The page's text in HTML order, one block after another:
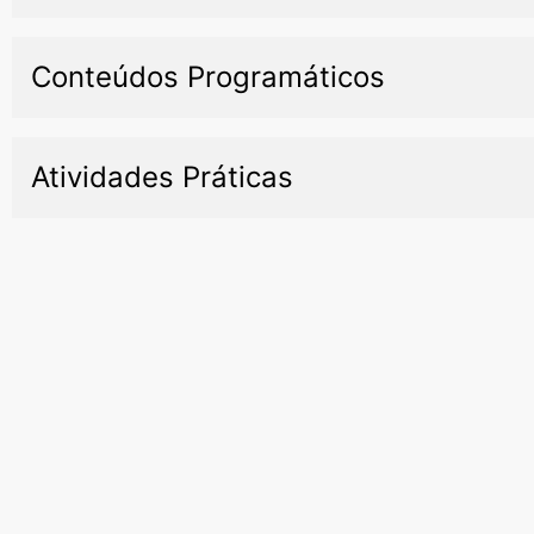
Conteúdos Programáticos
Atividades Práticas